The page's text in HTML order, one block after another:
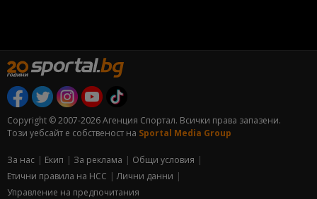
Copyright © 2007-2026 Агенция Спортал. Всички права запазени.
Този уебсайт е собственост на Sportal Media Group
За нас Екип За рекламa
Общи условия
Етични правила на НСС
Лични данни
Управление на предпочитания